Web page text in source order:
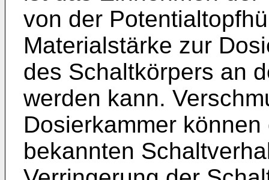
von der
Materialstärke zur
des Schaltkörpers an
werden kann.
Dosierkammer
bekannten